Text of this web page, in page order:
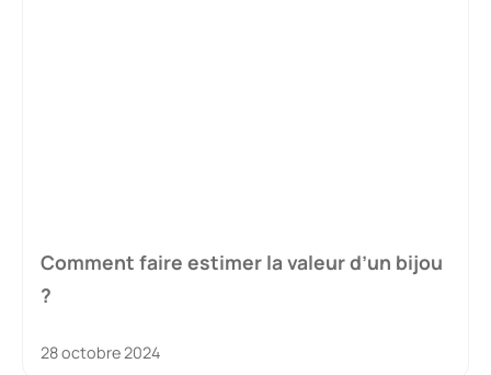
Comment faire estimer la valeur d’un bijou
?
28 octobre 2024